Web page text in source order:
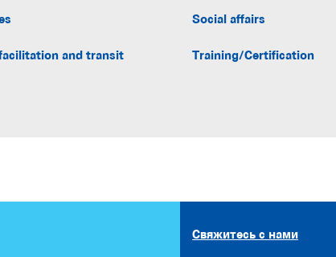
Social affairs
and transit Training/Certification
Свяжитесь с нами